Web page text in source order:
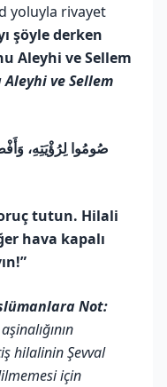
yoluyla rivayet
şöyle derken
Aleyhi ve Sellem
ve Sellem
صُومُوا لِرُؤْيَتِهِ،
tutun. Hilali
hava kapalı
Not:
hilalinin Şevval
için